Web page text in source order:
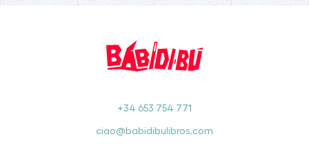
+34 653 754 771
ciao@babidibulibros.com